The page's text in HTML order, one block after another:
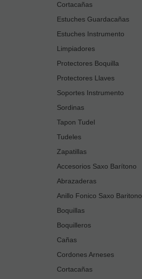
Cortacañas
Estuches Guardacañas
Estuches Instrumento
Limpiadores
Protectores Boquilla
Protectores Llaves
Soportes Instrumento
Sordinas
Tapon Tudel
Tudeles
Zapatillas
Accesorios Saxo Barítono
Abrazaderas
Anillo Fonico Saxo Baritono
Boquillas
Boquilleros
Cañas
Cordones Arneses
Cortacañas